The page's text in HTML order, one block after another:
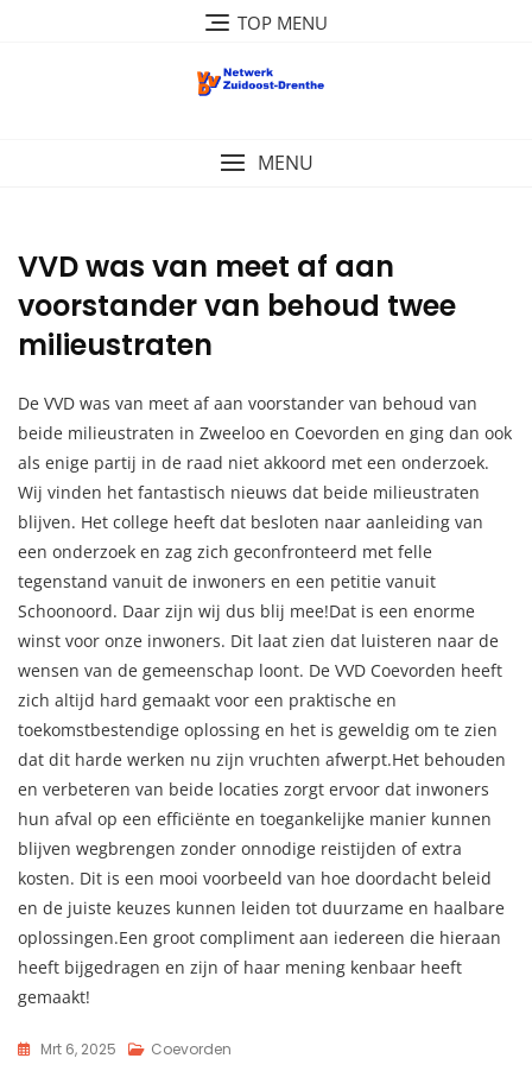
TOP MENU
MENU
VVD was van meet af aan
voorstander van behoud twee
milieustraten
De VVD was van meet af aan voorstander van behoud van
beide milieustraten in Zweeloo en Coevorden en ging dan ook
als enige partij in de raad niet akkoord met een onderzoek.
Wij vinden het fantastisch nieuws dat beide milieustraten
blijven. Het college heeft dat besloten naar aanleiding van
een onderzoek en zag zich geconfronteerd met felle
tegenstand vanuit de inwoners en een petitie vanuit
Schoonoord. Daar zijn wij dus blij mee!Dat is een enorme
winst voor onze inwoners. Dit laat zien dat luisteren naar de
wensen van de gemeenschap loont. De VVD Coevorden heeft
zich altijd hard gemaakt voor een praktische en
toekomstbestendige oplossing en het is geweldig om te zien
dat dit harde werken nu zijn vruchten afwerpt.Het behouden
en verbeteren van beide locaties zorgt ervoor dat inwoners
hun afval op een efficiënte en toegankelijke manier kunnen
blijven wegbrengen zonder onnodige reistijden of extra
kosten. Dit is een mooi voorbeeld van hoe doordacht beleid
en de juiste keuzes kunnen leiden tot duurzame en haalbare
oplossingen.Een groot compliment aan iedereen die hieraan
heeft bijgedragen en zijn of haar mening kenbaar heeft
gemaakt!
Mrt 6, 2025 Coevorden